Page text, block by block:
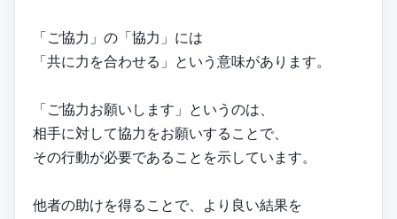
「ご協力」の「協力」には
「共に力を合わせる」という意味があります。
「ご協力お願いします」というのは、
相手に対して協力をお願いすることで、
その行動が必要であることを示しています。
他者の助けを得ることで、より良い結果を